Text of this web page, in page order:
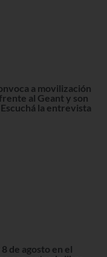
a movilización
al Geant y son
la entrevista
de agosto en el